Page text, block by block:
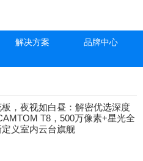
解决方案
品牌中心
，夜视如白昼：解密优选深度
T8，500万像素+星光全
义室内云台旗舰